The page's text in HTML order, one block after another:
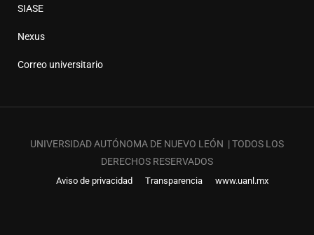
SIASE
Nexus
Correo universitario
UNIVERSIDAD AUTÓNOMA DE NUEVO LEÓN | TODOS LOS
DERECHOS RESERVADOS
Aviso de privacidad Transparencia www.uanl.mx